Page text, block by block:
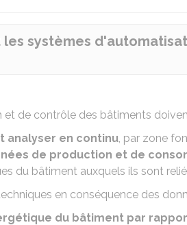
systèmes
de contrôle des bâtiments
analyser en continu, par zone
de production et de
du bâtiment auxquels ils sont
en conséquence des
du bâtiment par